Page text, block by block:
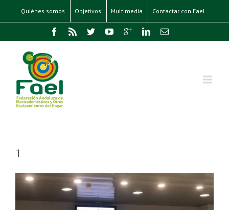
Quiénes somos Objetivos Multimedia Contactar con Fael
1